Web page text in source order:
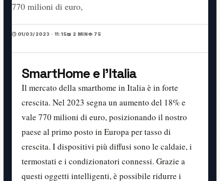
770 milioni di euro,
🕒 01/03/2023 · 11:15📖 2 MIN 👁️ 75
SmartHome e l'Italia
Il mercato della smarthome in Italia è in forte
crescita. Nel 2023 segna un aumento del 18% e
vale 770 milioni di euro, posizionando il nostro
paese al primo posto in Europa per tasso di
crescita. I dispositivi più diffusi sono le caldaie, i
termostati e i condizionatori connessi. Grazie a
questi oggetti intelligenti, è possibile ridurre i